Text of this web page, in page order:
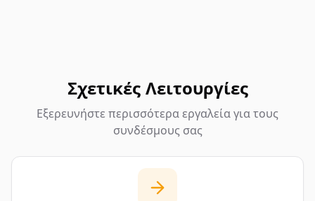
Σχετικές Λειτουργίες
Εξερευνήστε περισσότερα εργαλεία για τους
συνδέσμους σας